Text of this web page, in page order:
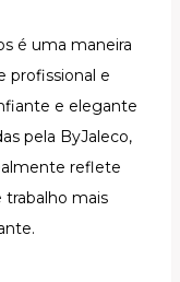
é uma maneira
profissional e
e elegante
pela ByJaleco,
reflete
trabalho mais